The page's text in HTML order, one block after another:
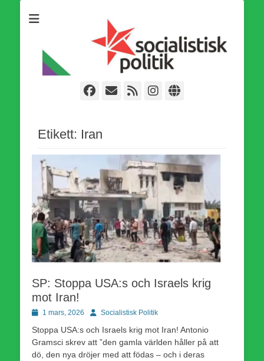
världsomfattande socialistiska Fjärde Internationalen och en viktig
tillgång i kampen för en socialistisk framtid!
Facebook
E-
Webbflöde
Instagram
Webbplats
Etikett: Iran
SP: Stoppa USA:s och Israels krig
mot Iran!
Publicerad
1 mars, 2026 Författare
Socialistisk Politik
Stoppa USA:s och Israels krig mot Iran! Antonio
Gramsci skrev att ”den gamla världen håller på att
dö, den nya dröjer med att födas – och i deras